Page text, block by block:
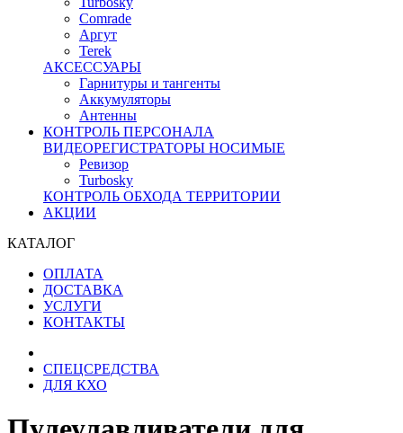
Comrade
Аргут
Terek
АКСЕССУАРЫ
Гарнитуры и тангенты
Аккумуляторы
Антенны
КОНТРОЛЬ ПЕРСОНАЛА
ВИДЕОРЕГИСТРАТОРЫ НОСИМЫЕ
Ревизор
Turbosky
КОНТРОЛЬ ОБХОДА ТЕРРИТОРИИ
АКЦИИ
КАТАЛОГ
ОПЛАТА
ДОСТАВКА
УСЛУГИ
КОНТАКТЫ
СПЕЦСРЕДСТВА
ДЛЯ КХО